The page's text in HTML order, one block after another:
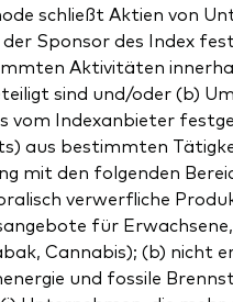
schließt Aktien von
der Sponsor des Index
Aktivitäten
sind und/oder (b)
vom Indexanbieter
aus bestimmten
mit den folgenden
verwerfliche
für
Cannabis); (b) nicht
und fossile